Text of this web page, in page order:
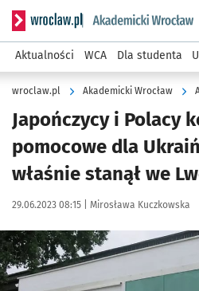
Serwis informacyjny wroclaw.pl
Aktualności WCA Dla studenta
wroclaw.pl Akademicki Wrocław
Japończycy i Polacy
pomocowe dla
właśnie stanął we
Data publikacji:
29.06.2023 08:15 | Autor:
Mirosława Kuczkowska
Kliknij, aby zobaczyć galerię
Kliknij, aby powiększyć